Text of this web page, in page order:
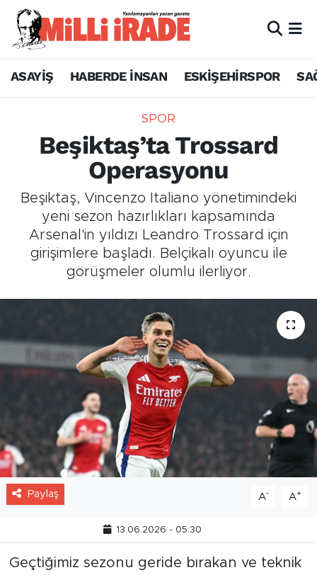
ASAYİŞ HABERDE İNSAN ESKİŞEHİRSPOR
SPOR
Beşiktaş’ta Trossard
Operasyonu
Beşiktaş, Vincenzo Italiano yönetimindeki
yeni sezon hazırlıkları kapsamında
Arsenal'in yıldızı Leandro Trossard için
girişimlere başladı. Belçikalı oyuncu ile
görüşmeler olumlu ilerliyor.
Paylaş A- A+
13.06.2026 - 05:30
Geçtiğimiz sezonu geride bırakan ve teknik